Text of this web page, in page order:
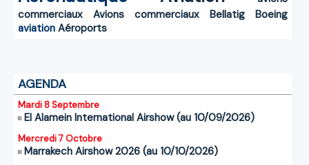
commerciaux
Avions commerciaux Bellatig
Boeing
aviation Aéroports
AGENDA
Mardi 8 Septembre
El Alamein International Airshow (au 10/09/2026)
Mercredi 7 Octobre
Marrakech Airshow 2026 (au 10/10/2026)